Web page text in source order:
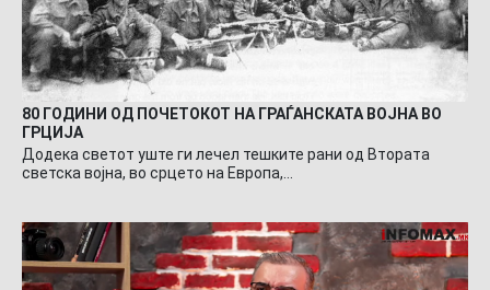
80 ГОДИНИ ОД ПОЧЕТОКОТ НА ГРАЃАНСКАТА ВОЈНА ВО
ГРЦИЈА
Додека светот уште ги лечел тешките рани од Втората
светска војна, во срцето на Европа,…